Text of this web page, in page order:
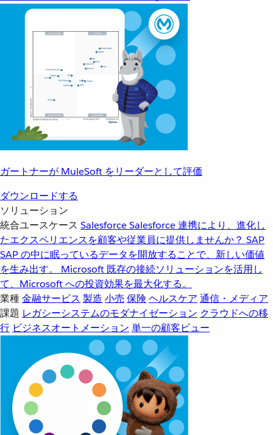
ガートナーが MuleSoft をリーダーとして評価
ダウンロードする
ソリューション
統合ユースケース SalesforceSalesforce 連携により、進化し
たエクスペリエンスを顧客や従業員に提供しませんか？ SAP
SAP の中に眠っているデータを開放することで、新しい価値
を生み出す。
Microsoft 既存の接続ソリューションを活用し
て、Microsoft への投資効果を最大化する。
業種金融サービス 製造 小売 保険 ヘルスケア 通信・メディア
課題 レガシーシステムのモダナイゼーション クラウドへの移
行 ビジネスオートメーション 単一の顧客ビュー